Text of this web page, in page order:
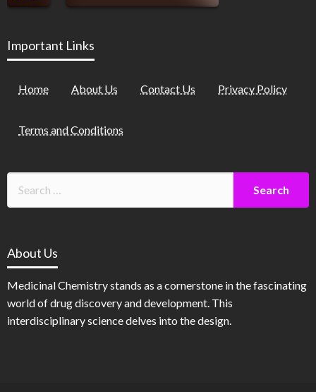
Important Links
Home About Us Contact Us Privacy Policy
Terms and Conditions
About Us
Medicinal Chemistry stands as a cornerstone in the fascinating
world of drug discovery and development. This
interdisciplinary science delves into the design.